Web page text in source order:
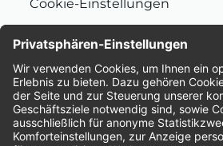
Cookie-Einstellungen
Bewertungen